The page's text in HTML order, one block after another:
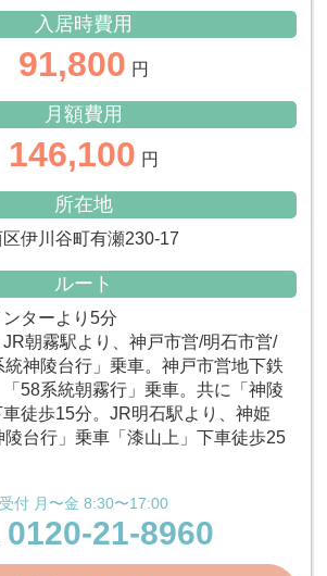
入居時費用
91,800 円
月額費用
146,100 円
所在地
伊川谷町有瀬230-17
ルート
ターより5分
朝霧駅より、神戸市営/明石市営/
統神陵台行」乗車。神戸市営地下鉄
58系統朝霧行」乗車。共に「神陵
徒歩15分。JR明石駅より、神姫
台行」乗車「漆山上」下車徒歩25
受付 月〜金 8:30〜17:00
0120-21-8960